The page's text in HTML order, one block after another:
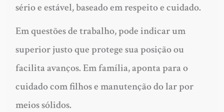
sério e estável, baseado em respeito e cuidado.
Em questões de trabalho, pode indicar um
superior justo que protege sua posição ou
facilita avanços. Em família, aponta para o
cuidado com filhos e manutenção do lar por
meios sólidos.